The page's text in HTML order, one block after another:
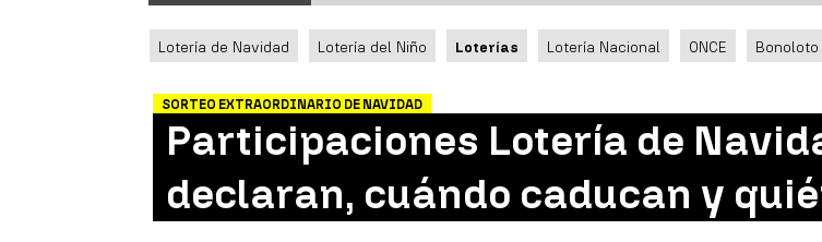
¿Qué estás buscando?
Lotería de Navidad Lotería del Niño Loterías Lotería Nacional ONCE Bonoloto
SORTEO EXTRAORDINARIO DE NAVIDAD
Participaciones Lotería de
declaran, cuándo caducan y